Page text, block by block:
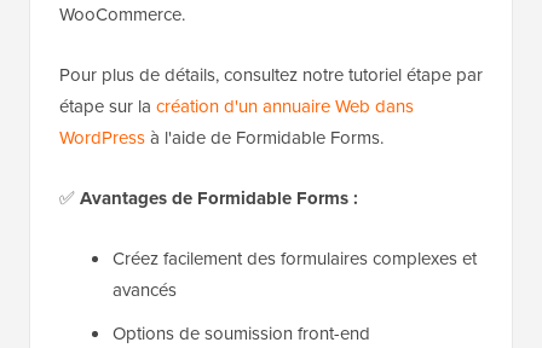
WooCommerce.
Pour plus de détails, consultez notre tutoriel étape par
étape sur la création d'un annuaire Web dans
WordPressà l'aide de Formidable Forms.
✅Avantages de Formidable Forms :
Créez facilement des formulaires complexes et
avancés
Options de soumission front-end